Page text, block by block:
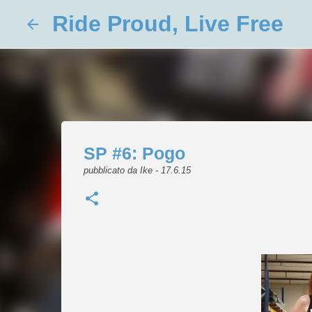
Ride Proud, Live Free
SP #6: Pogo
pubblicato da Ike - 17.6.15